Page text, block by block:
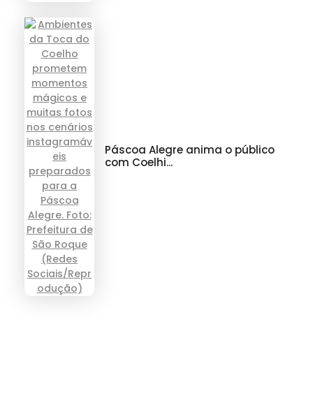
Páscoa Alegre anima o público
com Coelhi...